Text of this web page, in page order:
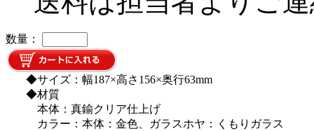
数量：
◆サイズ：幅187×高さ156×奥行63mm
◆材質
本体：真鍮クリア仕上げ
カラー：本体：金色、ガラスホヤ：くもりガラス